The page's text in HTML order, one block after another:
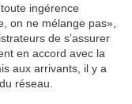
ingérence
on ne mélange pas»,
de s’assurer
en accord avec la
aux arrivants, il y a
réseau.